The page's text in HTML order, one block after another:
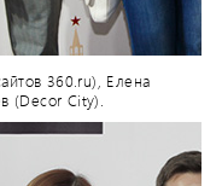
360.ru), Елена
(Decor City).